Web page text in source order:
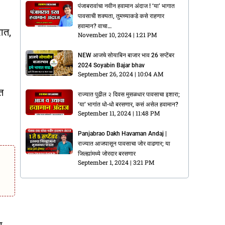
पंजाबरावांचा नवीन हवामान अंदाज ! ‘या’ भागात
पावसाची शक्यता, तुमच्याकडे कसे राहणार
हवामान? वाचा…
November 10, 2024 1:21 PM
NEW आजचे सोयाबिन बाजार भाव 26 सप्टेंबर
2024 Soyabin Bajar bhav
September 26, 2024 10:04 AM
राज्यात पुढील २ दिवस मुसळधार पावसाचा इशारा;
‘या’ भागांत धो-धो बरसणार, कसं असेल हवामान?
September 11, 2024 11:48 PM
Panjabrao Dakh Havaman Andaj |
राज्यात आजपासून पावसाचा जोर वाढणार; या
जिल्ह्यांमध्ये जोरदार बरसणार
September 1, 2024 3:21 PM